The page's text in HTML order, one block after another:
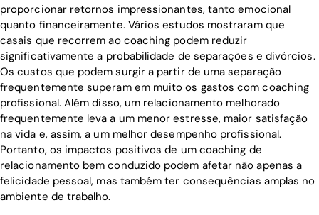
proporcionar retornos impressionantes, tanto emocional
quanto financeiramente. Vários estudos mostraram que
casais que recorrem ao coaching podem reduzir
significativamente a probabilidade de separações e divórcios.
Os custos que podem surgir a partir de uma separação
frequentemente superam em muito os gastos com coaching
profissional. Além disso, um relacionamento melhorado
frequentemente leva a um menor estresse, maior satisfação
na vida e, assim, a um melhor desempenho profissional.
Portanto, os impactos positivos de um coaching de
relacionamento bem conduzido podem afetar não apenas a
felicidade pessoal, mas também ter consequências amplas no
ambiente de trabalho.